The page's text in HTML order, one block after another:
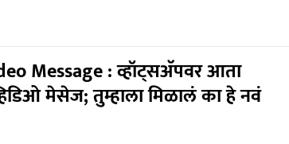
Message : व्हॉट्सअ‍ॅपवर आता
मेसेज; तुम्हाला मिळालं का हे नवं